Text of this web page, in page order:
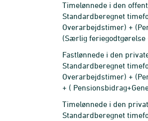
Timelønnede i den
Standardberegnet
Overarbejdstimer) +
(Særlig feriegodtgørelse
Fastlønnede i den
Standardberegnet
Overarbejdstimer) +
+ (
Timelønnede i den
Standardberegnet